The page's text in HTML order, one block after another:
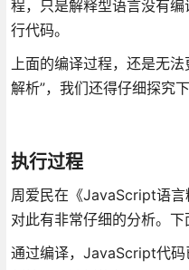
程，只是解释型语言没有
行代码。
上面的编译过程，还是无
解析”，我们还得仔细探究
执行过程
周爱民在《JavaScript语言
对此有非常仔细的分析。下
通过编译，JavaScript代码